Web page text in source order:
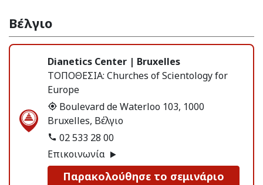
Βέλγιο
Dianetics Center | Bruxelles
ΤΟΠΟΘΕΣΙΑ: Churches of Scientology for
Europe
Boulevard de Waterloo 103, 1000
Bruxelles, Βέλγιο
02 533 28 00
Επικοινωνία
Παρακολούθησε το σεμινάριο